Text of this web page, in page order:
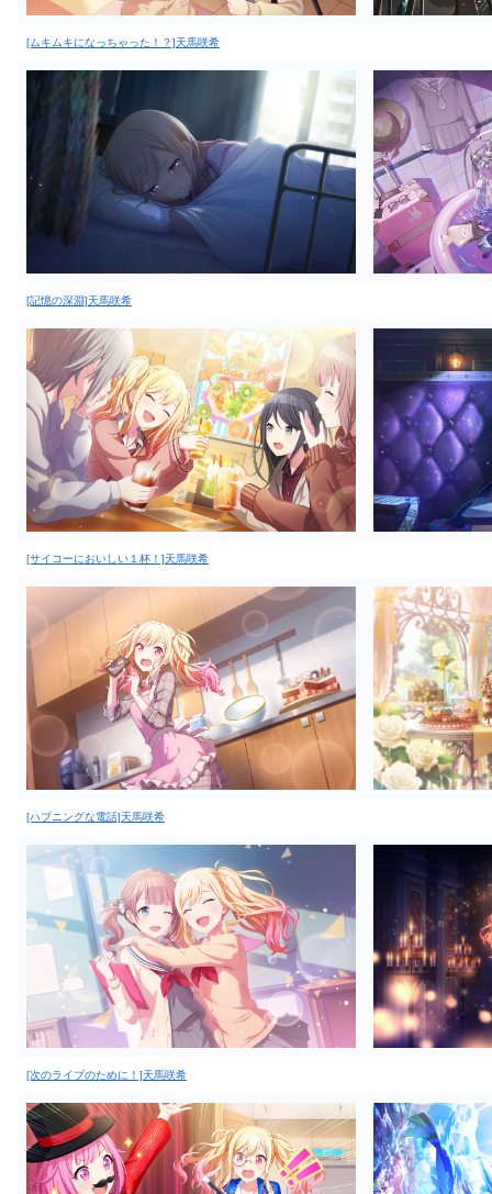
[ムキムキになっちゃった！？]天馬咲希
[記憶の深淵]天馬咲希
[サイコーにおいしい１杯！]天馬咲希
[ハプニングな電話]天馬咲希
[次のライブのために！]天馬咲希